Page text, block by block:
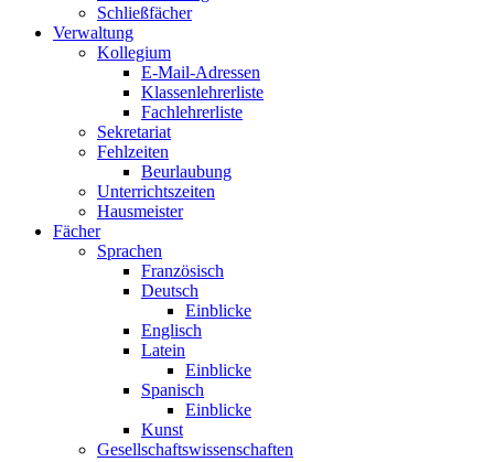
Schließfächer
Verwaltung
Kollegium
E-Mail-Adressen
Klassenlehrerliste
Fachlehrerliste
Sekretariat
Fehlzeiten
Beurlaubung
Unterrichtszeiten
Hausmeister
Fächer
Sprachen
Französisch
Deutsch
Einblicke
Englisch
Latein
Einblicke
Spanisch
Einblicke
Kunst
Gesellschaftswissenschaften